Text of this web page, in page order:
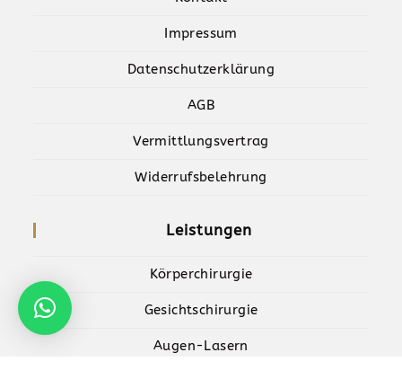
Impressum
Datenschutzerklärung
AGB
Vermittlungsvertrag
Widerrufsbelehrung
Leistungen
Körperchirurgie
Gesichtschirurgie
Augen-Lasern